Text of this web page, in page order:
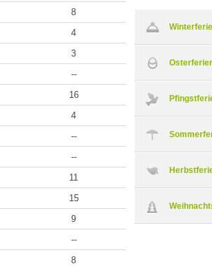
8
4
3
--
16
4
--
--
11
15
9
--
8